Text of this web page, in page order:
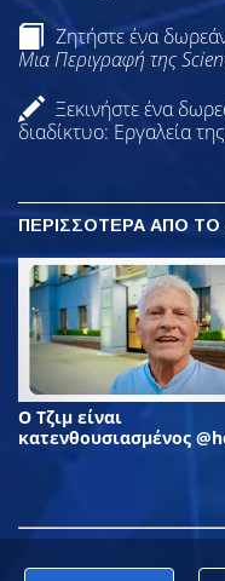
Ζητήστε ένα
Μια Περιγραφή της
Ξεκινήστε ένα
διαδίκτυο: Εργαλεία
ΠΕΡΙΣΣΟΤΕΡΑ ΑΠΟ ΤΟ
Ο Τζιμ είναι
κατενθουσιασμένος